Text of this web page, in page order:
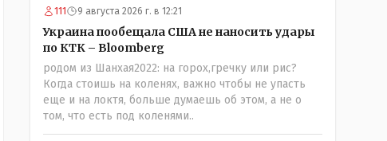
страны тем более, которые предоставляли
Зеленскому убежище, чтоб он бежал и которые
развернулись потом на 180 или 360 градусов,
посмотрев на того, как он не сдался, но ты же там
сам живешь и многое знаешь о тех, на кого
работаешь.. Это просто прагматизм и ничего
личного. Победим мы, они встанут под нас и
наоборот и все это понимают..
111 9 августа 2026 г. в 12:21
Украина пообещала США не наносить удары
по КТК – Bloomberg
родом из Шанхая2022: на горох,гречку или рис?
Когда стоишь на коленях, важно чтобы не упасть
еще и на локтя, больше думаешь об этом, а не о
том, что есть под коленями..